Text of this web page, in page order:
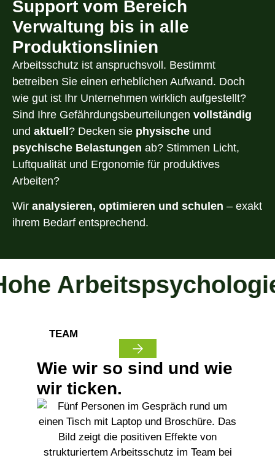
Support vom Bereich
Verwaltung bis in alle
Produktionslinien
Arbeitsschutz ist anspruchsvoll. Bestimmt
betreiben Sie einen erheblichen Aufwand. Doch
wie gut ist Ihr Unternehmen wirklich aufgestellt?
Sind Ihre Gefährdungsbeurteilungen vollständig
und aktuell? Decken sie physische und
psychische Belastungen ab? Stimmen Licht,
Luftqualität und Ergonomie für produktives
Arbeiten?
Wir analysieren, optimieren und schulen – exakt
ihrem Bedarf entsprechend.
TEAM
Wie wir so sind und wie
wir ticken.